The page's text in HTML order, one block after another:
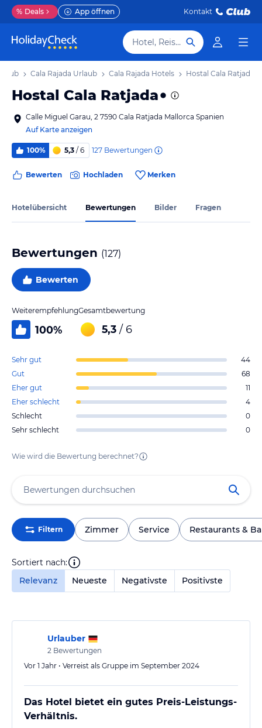
% Deals App öffnen Kontakt
Hotel, Reiseziel
Cala Rajada Urlaub Cala Rajada Hotels Hostal Cala Ratjada
Hostal Cala Ratjada
Calle Miguel Garau, 2 7590 Cala Ratjada Mallorca Spanien
Auf Karte anzeigen
100% 5,3 / 6 127 Bewertungen
Bewerten Hochladen Merken
Hotelübersicht Bewertungen Bilder Fragen
Bewertungen (127)
Bewerten
Weiterempfehlung
100%
Gesamtbewertung
5,3 / 6
Sehr gut
44
Gut
68
Eher gut
11
Eher schlecht
4
Schlecht
0
Sehr schlecht
0
Wie wird die Bewertung berechnet?
Filtern Zimmer Service Restaurants &
Sortiert nach:
Relevanz
Neueste Negativste Positivste
Urlauber
2 Bewertungen
Vor 1 Jahr • Verreist als Gruppe im September 2024
Das Hotel bietet ein gutes Preis-Leistungs-
Verhältnis.